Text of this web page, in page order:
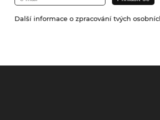
Další informace o zpracování tvých